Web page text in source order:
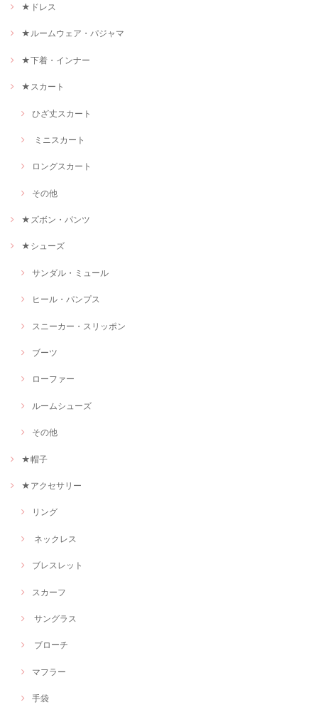
★ドレス
★ルームウェア・パジャマ
★下着・インナー
★スカート
ひざ丈スカート
ミニスカート
ロングスカート
その他
★ズボン・パンツ
★シューズ
サンダル・ミュール
ヒール・パンプス
スニーカー・スリッポン
ブーツ
ローファー
ルームシューズ
その他
★帽子
★アクセサリー
リング
ネックレス
ブレスレット
スカーフ
サングラス
ブローチ
マフラー
手袋